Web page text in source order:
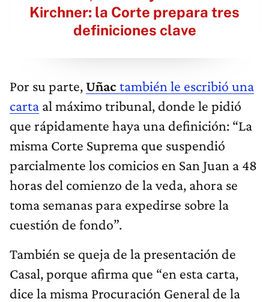
Kirchner: la Corte prepara tres
definiciones clave
Por su parte,Uñac también le escribió una
carta al máximo tribunal, donde le pidió
que rápidamente haya una definición: “La
misma Corte Suprema que suspendió
parcialmente los comicios en San Juan a 48
horas del comienzo de la veda, ahora se
toma semanas para expedirse sobre la
cuestión de fondo”.
También se queja de la presentación de
Casal, porque afirma que “en esta carta,
dice la misma Procuración General de la